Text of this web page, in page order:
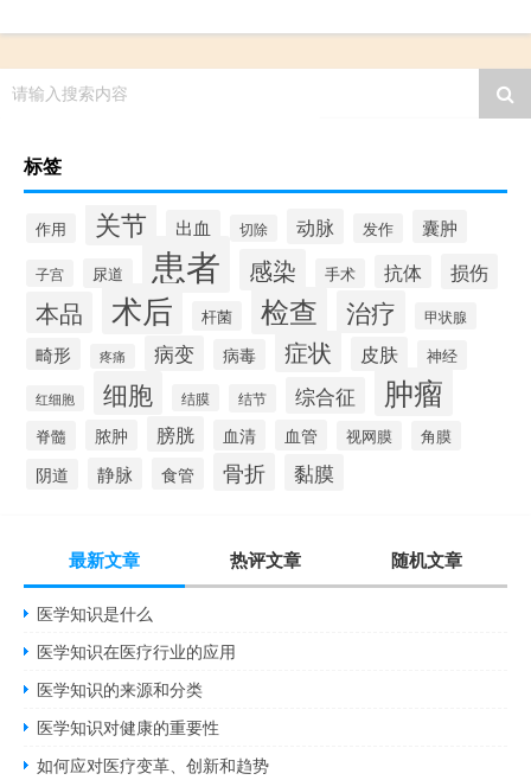
请输入搜索内容
标签
作用 关节 出血 切除 动脉 发作 囊肿
子宫 尿道 患者 感染 手术 抗体 损伤
本品 术后 杆菌 检查 治疗 甲状腺
畸形 疼痛 病变 病毒 症状 皮肤 神经
红细胞 细胞 结膜 结节 综合征 肿瘤
脊髓 脓肿 膀胱 血清 血管 视网膜 角膜
阴道 静脉 食管 骨折 黏膜
最新文章 热评文章 随机文章
医学知识是什么
医学知识在医疗行业的应用
医学知识的来源和分类
医学知识对健康的重要性
如何应对医疗变革、创新和趋势